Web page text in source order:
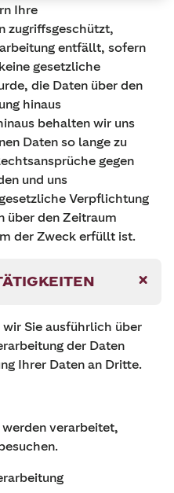
Ihre
zugriffsgeschützt,
entfällt, sofern
gesetzliche
die Daten über den
hinaus
behalten wir uns
Daten so lange zu
gegen
und uns
Verpflichtung
über den Zeitraum
der Zweck erfüllt ist.
Sie ausführlich über
der Daten
Ihrer Daten an Dritte.
werden verarbeitet,